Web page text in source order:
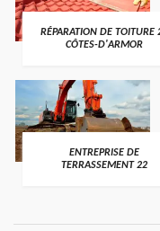
RÉPARATION DE TOITURE
CÔTES-D'ARMOR
ENTREPRISE DE
TERRASSEMENT 22